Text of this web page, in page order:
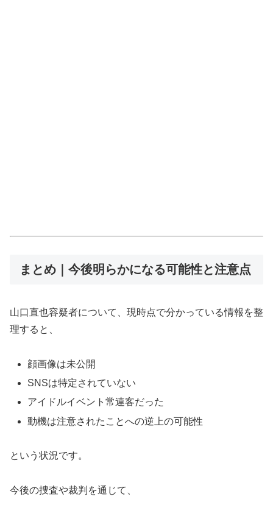
まとめ｜今後明らかになる可能性と注意点
山口直也容疑者について、現時点で分かっている情報を整
理すると、
顔画像は未公開
SNSは特定されていない
アイドルイベント常連客だった
動機は注意されたことへの逆上の可能性
という状況です。
今後の捜査や裁判を通じて、